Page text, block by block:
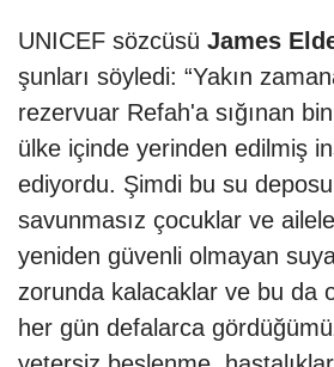
UNICEF sözcüsü James
şunları söyledi: “Yakın
rezervuar Refah'a sığınan
ülke içinde yerinden edilmiş
ediyordu. Şimdi bu su
savunmasız çocuklar ve
yeniden güvenli olmayan
zorunda kalacaklar ve bu da
her gün defalarca